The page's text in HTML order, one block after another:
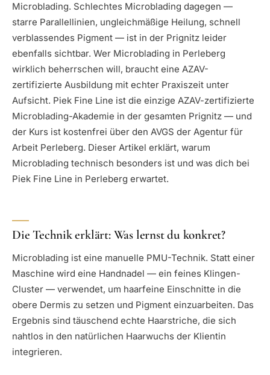
Microblading. Schlechtes Microblading dagegen —
starre Parallellinien, ungleichmäßige Heilung, schnell
verblassendes Pigment — ist in der Prignitz leider
ebenfalls sichtbar. Wer Microblading in Perleberg
wirklich beherrschen will, braucht eine AZAV-
zertifizierte Ausbildung mit echter Praxiszeit unter
Aufsicht. Piek Fine Line ist die einzige AZAV-zertifizierte
Microblading-Akademie in der gesamten Prignitz — und
der Kurs ist kostenfrei über den AVGS der Agentur für
Arbeit Perleberg. Dieser Artikel erklärt, warum
Microblading technisch besonders ist und was dich bei
Piek Fine Line in Perleberg erwartet.
Die Technik erklärt: Was lernst du konkret?
Microblading ist eine manuelle PMU-Technik. Statt einer
Maschine wird eine Handnadel — ein feines Klingen-
Cluster — verwendet, um haarfeine Einschnitte in die
obere Dermis zu setzen und Pigment einzuarbeiten. Das
Ergebnis sind täuschend echte Haarstriche, die sich
nahtlos in den natürlichen Haarwuchs der Klientin
integrieren.